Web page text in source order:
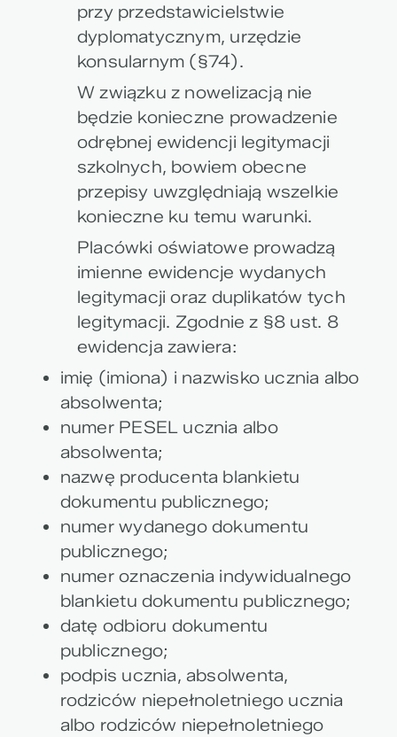
przy przedstawicielstwie
dyplomatycznym, urzędzie
konsularnym (§74).
W związku z nowelizacją nie
będzie konieczne prowadzenie
odrębnej ewidencji legitymacji
szkolnych, bowiem obecne
przepisy uwzględniają wszelkie
konieczne ku temu warunki.
Placówki oświatowe prowadzą
imienne ewidencje wydanych
legitymacji oraz duplikatów tych
legitymacji. Zgodnie z §8 ust. 8
ewidencja zawiera:
imię (imiona) i nazwisko ucznia albo
absolwenta;
numer PESEL ucznia albo
absolwenta;
nazwę producenta blankietu
dokumentu publicznego;
numer wydanego dokumentu
publicznego;
numer oznaczenia indywidualnego
blankietu dokumentu publicznego;
datę odbioru dokumentu
publicznego;
podpis ucznia, absolwenta,
rodziców niepełnoletniego ucznia
albo rodziców niepełnoletniego